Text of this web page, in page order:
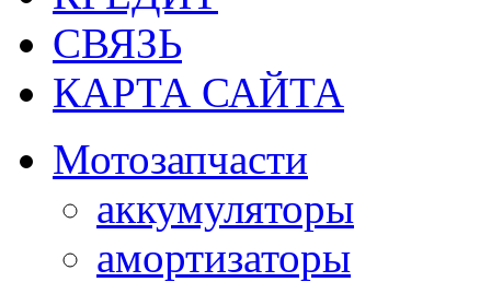
СВЯЗЬ
КАРТА САЙТА
Мотозапчасти
аккумуляторы
амортизаторы